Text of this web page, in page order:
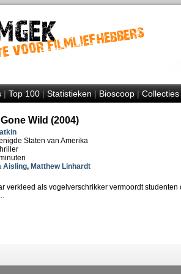
|Top 100|Statistieken|Bioscoop|Collecties
Wild (2004)
Staten van Amerika
Aisling, Matthew Linhardt
verkleed als vogelverschrikker vermoordt